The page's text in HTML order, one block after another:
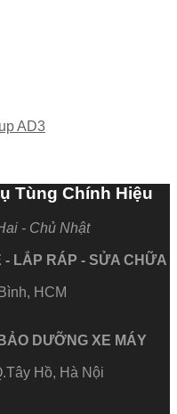
AD3
Tùng Chính Hiệu
- Chủ Nhật
- LẮP RÁP - SỬA CHỮA
HCM
DƯỠNG XE MÁY
Hồ, Hà Nội